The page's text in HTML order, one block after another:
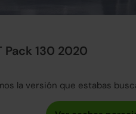
Pack 130 2020
la versión que estabas